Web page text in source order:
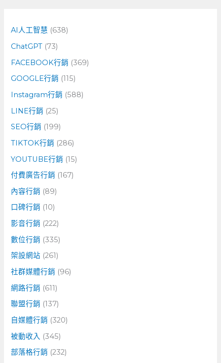
字
:
AI人工智慧 (638)
ChatGPT (73)
FACEBOOK行銷 (369)
GOOGLE行銷 (115)
Instagram行銷 (588)
LINE行銷 (25)
SEO行銷 (199)
TIKTOK行銷 (286)
YOUTUBE行銷 (15)
付費廣告行銷 (167)
內容行銷 (89)
口碑行銷 (10)
影音行銷 (222)
數位行銷 (335)
架設網站 (261)
社群媒體行銷 (96)
網路行銷 (611)
聯盟行銷 (137)
自媒體行銷 (320)
被動收入 (345)
部落格行銷 (232)